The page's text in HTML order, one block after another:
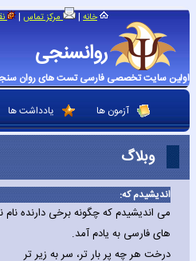
روانسنجی
اولین سایت تخصصی فارسی تست های روان
خانه | مرکز تماس |
آزمون ها یادداشت ها
وبلاگ
اندیشیدم که:
می اندیشیدم که چگونه برخی دارنده
های فارسی به یادم آمد.
درخت هر چه پر بار تر، سر به زیر تر